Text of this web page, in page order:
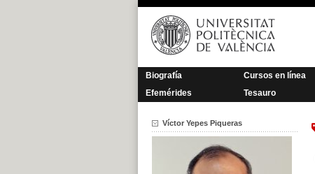
Saltar
contenido
Biografía Cursos en línea
Efemérides
Tesauro
Víctor Yepes Piqueras